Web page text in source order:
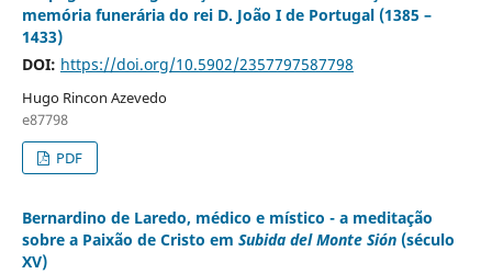
memória funerária do rei D. João I de Portugal (1385 –
1433)
DOI: https://doi.org/10.5902/2357797587798
Hugo Rincon Azevedo
e87798
PDF
Bernardino de Laredo, médico e místico - a meditação
sobre a Paixão de Cristo em Subida del Monte Sión(século
XV)